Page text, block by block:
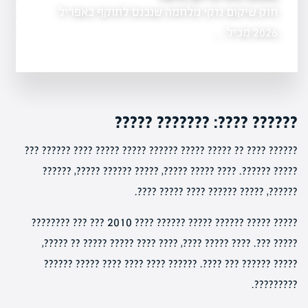
התביעה
חוק שיקום נזקי מלחמה שנכנס לתוקף באפריל
2026 מכיל…
?????? ????: ??????? ?????
?????? ???? ?? ????? ????? ?????? ????? ????? ???? ?????? ???
????? ??????. ???? ????? ?????, ????? ?????? ?????, ??????
??????, ????? ?????? ???? ????? ????.
????? ????? ?????? ????? ?????? ???? 2010 ??? ??? ????????
????? ???. ???? ????? ????, ???? ???? ????? ????? ?? ?????,
????? ?????? ??? ????. ?????? ???? ???? ???? ????? ??????
?????????.